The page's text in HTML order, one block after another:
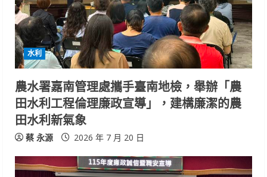
d
i
n
g
水利
農水署嘉南管理處攜手臺南地檢，舉辦「農
田水利工程倫理廉政宣導」，建構廉潔的農
田水利新氣象
蔡 永源 2026 年 7 月 20 日